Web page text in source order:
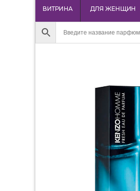
ВИТРИНА ДЛЯ ЖЕНЩИН